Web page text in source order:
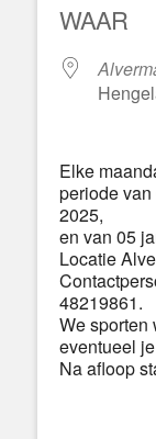
WAAR
Elke
periode
2025,
en van 05
Locatie
48219861.
We sporten
eventueel
Na afloop